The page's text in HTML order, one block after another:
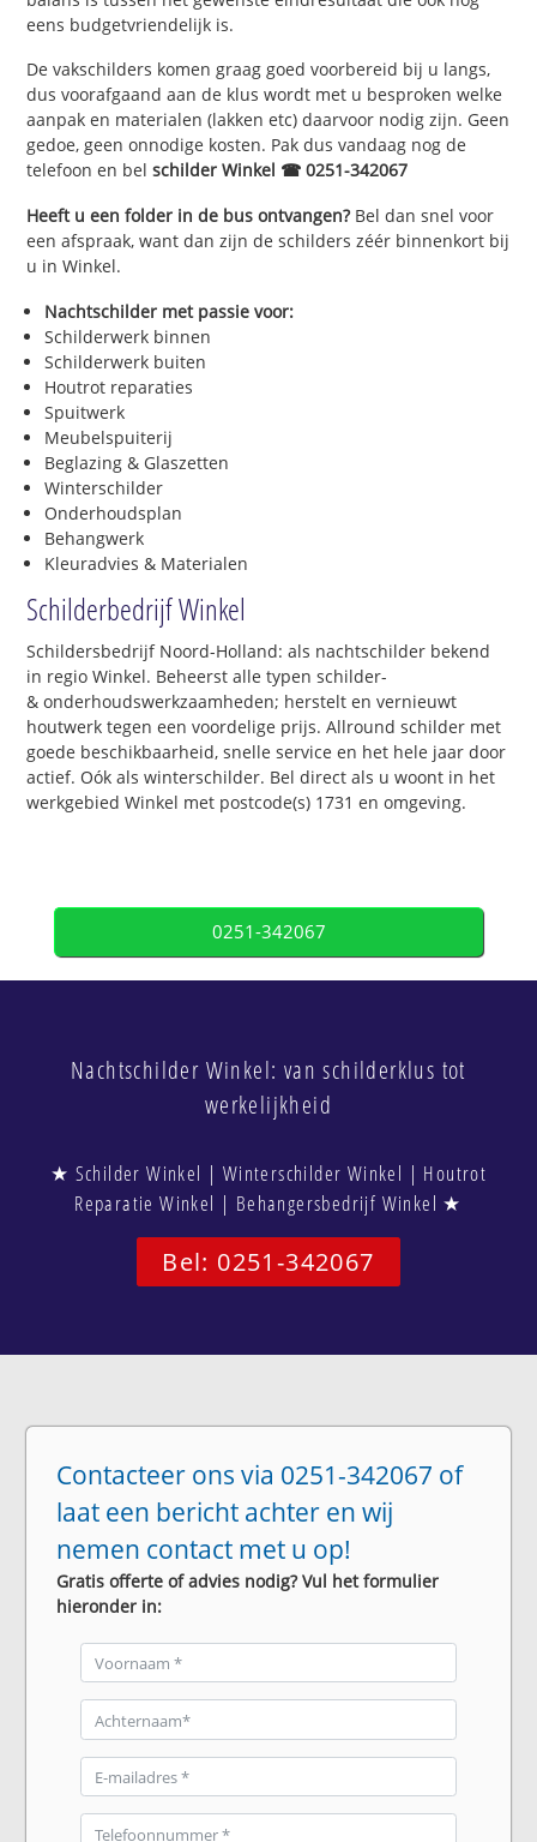
eens budgetvriendelijk is.
De vakschilders komen graag goed voorbereid bij u langs,
dus voorafgaand aan de klus wordt met u besproken welke
aanpak en materialen (lakken etc) daarvoor nodig zijn. Geen
gedoe, geen onnodige kosten. Pak dus vandaag nog de
telefoon en belschilder Winkel ☎ 0251-342067
Heeft u een folder in de bus ontvangen?Bel dan snel voor
een afspraak, want dan zijn de schilders zéér binnenkort bij
u in Winkel.
Nachtschilder met passie voor:
Schilderwerk binnen
Schilderwerk buiten
Houtrot reparaties
Spuitwerk
Meubelspuiterij
Beglazing & Glaszetten
Winterschilder
Onderhoudsplan
Behangwerk
Kleuradvies & Materialen
Schilderbedrijf Winkel
Schildersbedrijf Noord-Holland: als nachtschilder bekend
in regio Winkel. Beheerst alle typen schilder-
& onderhoudswerkzaamheden; herstelt en vernieuwt
houtwerk tegen een voordelige prijs. Allround schilder met
goede beschikbaarheid, snelle service en het hele jaar door
actief. Oók als winterschilder. Bel direct als u woont in het
werkgebied Winkel met postcode(s) 1731 en omgeving.
0251-342067
Nachtschilder Winkel: van schilderklus tot
werkelijkheid
★ Schilder Winkel | Winterschilder Winkel | Houtrot
Reparatie Winkel | Behangersbedrijf Winkel ★
Bel: 0251-342067
Contacteer ons via 0251-342067 of
laat een bericht achter en wij
nemen contact met u op!
Gratis offerte of advies nodig? Vul het formulier
hieronder in: